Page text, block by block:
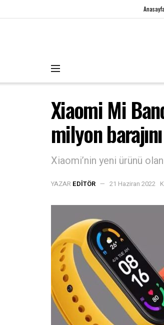
Anasayfa
Xiaomi Mi
milyon
Xiaomi’nin yeni ürünü
YAZAR EDITÖR 21 Haziran 2022